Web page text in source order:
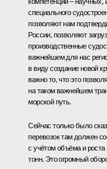
специального
позволяют нам
России, позволяют
производственные
важнейшем для нас
в виду создание новой
важно то, что это
на таком важнейшем
морской путь.
Сейчас только было
перевозок там должен
с учётом объёма и
тонн. Это огромный